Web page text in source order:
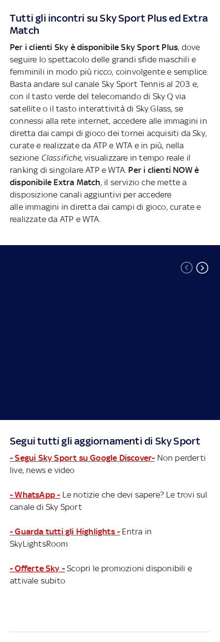
Tutti gli incontri su Sky Sport Plus ed Extra
Match
Per i clienti Sky è disponibile Sky Sport Plus, dove
seguire lo spettacolo delle grandi sfide maschili e
femminili in modo più ricco, coinvolgente e semplice.
Basta andare sul canale Sky Sport Tennis al 203 e,
con il tasto verde del telecomando di Sky Q via
satellite o il tasto interattività di Sky Glass, se
connessi alla rete internet, accedere alle immagini in
diretta dai campi di gioco dei tornei acquisiti da Sky,
curate e realizzate da ATP e WTA e in più, nella
sezione Classifiche, visualizzare in tempo reale il
ranking di singolare ATP e WTA. Per i clienti NOW è
disponibile Extra Match, il servizio che mette a
disposizione canali aggiuntivi per accedere
alle immagini in diretta dai campi di gioco, curate e
realizzate da ATP e WTA.
Segui tutti gli aggiornamenti di Sky Sport
- Segui Sky Sport su Google Discover- Non perderti
live, news e video
- WhatsApp - Le notizie che devi sapere? Le trovi sul
canale di Sky Sport
- Guarda tutti gli Highlights - Entra in
SkyLightsRoom
- Offerte Sky - Scopri le promozioni disponibili e
attivale subito